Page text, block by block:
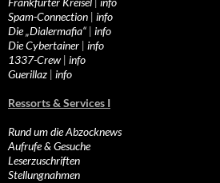
Spam-Connection | info
Die „Dialermafia“ | info
Die Cybertainer | info
1337-Crew | info
Guerillaz | info
Ressorts & Services I
Rund um die Abzocknews
Aufrufe & Gesuche
Leserzuschriften
Stellungnahmen